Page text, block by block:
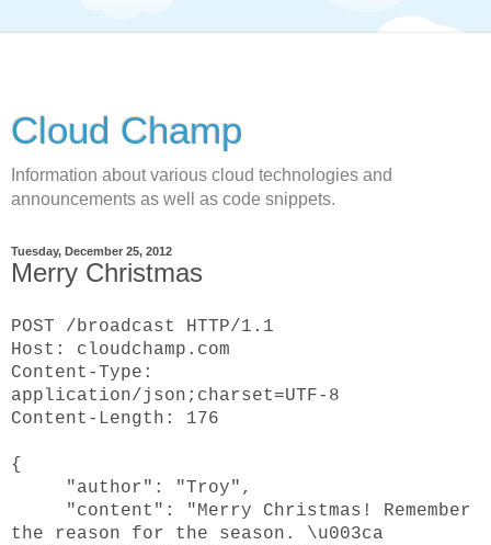
Cloud Champ
Information about various cloud technologies and
announcements as well as code snippets.
Tuesday, December 25, 2012
Merry Christmas
POST /broadcast HTTP/1.1
Host: cloudchamp.com
Content-Type:
application/json;charset=UTF-8
Content-Length: 176
{
"author": "Troy",
"content": "Merry Christmas! Remember
the reason for the season. \u003ca